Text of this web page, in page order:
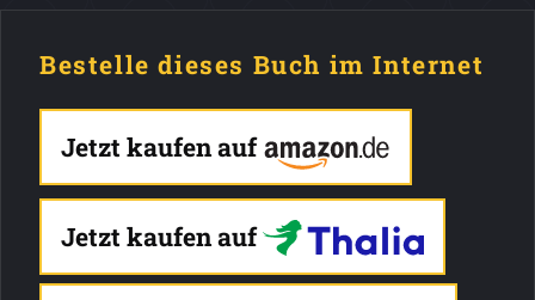
Bestelle dieses Buch im Internet
Jetzt kaufen auf
Jetzt kaufen auf